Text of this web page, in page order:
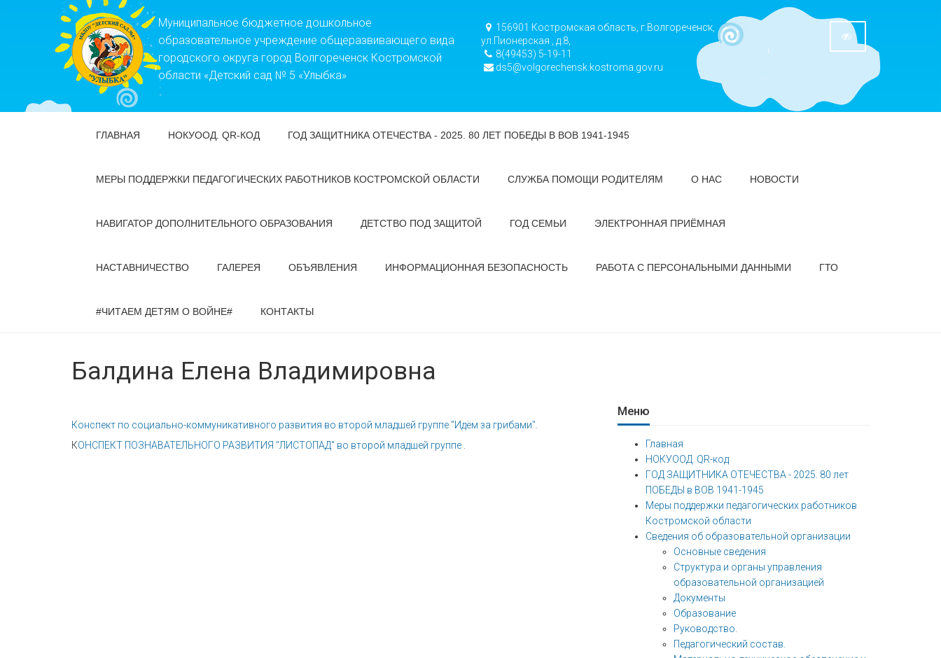
Муниципальное бюджетное дошкольное
образовательное учреждение общеразвивающего вида
городского округа город Волгореченск Костромской
области «Детский сад № 5 «Улыбка»
156901 Костромская область, г.Волгореченск,
ул.Пионерская , д.8,
8(49453) 5-19-11
ds5@volgorechensk.kostroma.gov.ru
ГЛАВНАЯ НОКУООД. QR-КОД ГОД ЗАЩИТНИКА ОТЕЧЕСТВА - 2025. 80 ЛЕТ ПОБЕДЫ В ВОВ 1941-1945
МЕРЫ ПОДДЕРЖКИ ПЕДАГОГИЧЕСКИХ РАБОТНИКОВ КОСТРОМСКОЙ ОБЛАСТИ СЛУЖБА ПОМОЩИ РОДИТЕЛЯМ О НАС НОВОСТИ
НАВИГАТОР ДОПОЛНИТЕЛЬНОГО ОБРАЗОВАНИЯ ДЕТСТВО ПОД ЗАЩИТОЙ ГОД СЕМЬИ ЭЛЕКТРОННАЯ ПРИЁМНАЯ
НАСТАВНИЧЕСТВО ГАЛЕРЕЯ ОБЪЯВЛЕНИЯ ИНФОРМАЦИОННАЯ БЕЗОПАСНОСТЬ РАБОТА С ПЕРСОНАЛЬНЫМИ ДАННЫМИ ГТО
#ЧИТАЕМ ДЕТЯМ О ВОЙНЕ# КОНТАКТЫ
Балдина Елена Владимировна
Конспект по социально-коммуникативного развития во второй младшей группе "Идём за грибами".
КОНСПЕКТ ПОЗНАВАТЕЛЬНОГО РАЗВИТИЯ "ЛИСТОПАД" во второй младшей группе .
Меню
Главная
НОКУООД. QR-код
ГОД ЗАЩИТНИКА ОТЕЧЕСТВА - 2025. 80 лет
ПОБЕДЫ в ВОВ 1941-1945
Меры поддержки педагогических работников
Костромской области
Сведения об образовательной организации
Основные сведения
Структура и органы управления
образовательной организацией
Документы
Образование
Руководство.
Педагогический состав.